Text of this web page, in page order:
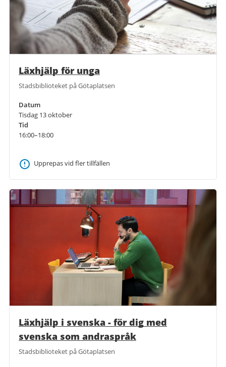
Läxhjälp för unga
Stadsbiblioteket på Götaplatsen
Datum
Tisdag 13 oktober
Tid
16:00–18:00
Upprepas vid fler tillfällen
Läxhjälp i svenska - för dig med
svenska som andraspråk
Stadsbiblioteket på Götaplatsen